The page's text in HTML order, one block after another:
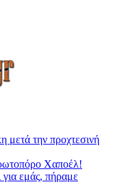
μετά την προχτεσινή
Χαποέλ!
εμάς, πήραμε